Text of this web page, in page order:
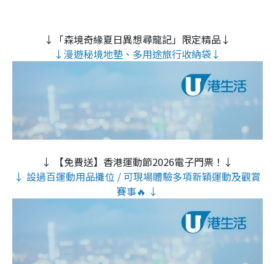
↓「森境奇緣夏日異想尋龍記」限定精品↓
↓漫遊秘境地墊、多用途旅行收納袋↓
↓ 【免費送】香港運動節2026電子門票！↓
↓ 設過百運動用品攤位 / 可現場體驗多項新穎運動及觀賞
賽事🔥 ↓